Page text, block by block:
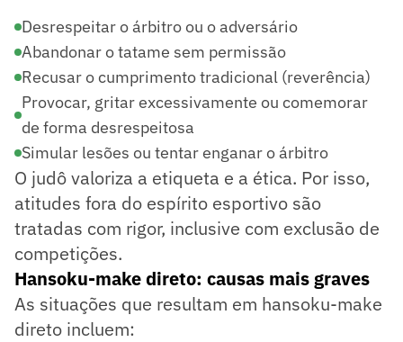
Desrespeitar o árbitro ou o adversário
Abandonar o tatame sem permissão
Recusar o cumprimento tradicional (reverência)
Provocar, gritar excessivamente ou comemorar
de forma desrespeitosa
Simular lesões ou tentar enganar o árbitro
O judô valoriza a etiqueta e a ética. Por isso,
atitudes fora do espírito esportivo são
tratadas com rigor, inclusive com exclusão de
competições.
Hansoku-make direto: causas mais graves
As situações que resultam em hansoku-make
direto incluem: